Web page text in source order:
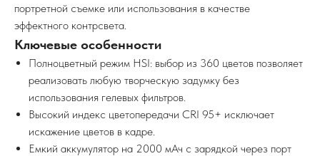
портретной съемке или использования в качестве
эффектного контрсвета.
Ключевые особенности
Полноцветный режим HSI: выбор из 360 цветов позволяет
реализовать любую творческую задумку без
использования гелевых фильтров.
Высокий индекс цветопередачи CRI 95+ исключает
искажение цветов в кадре.
Емкий аккумулятор на 2000 мАч с зарядкой через порт